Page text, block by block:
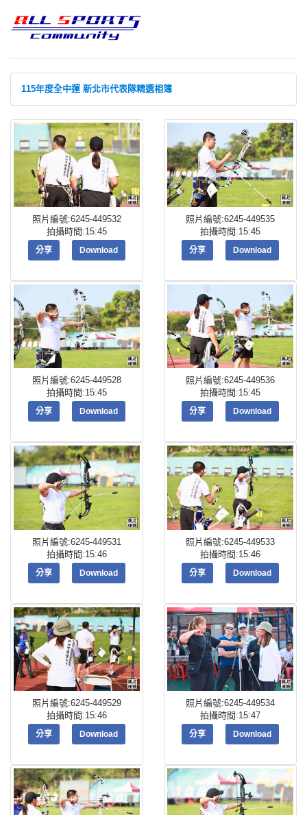
115年度全中運 新北市代表隊精選相簿
照片編號:6245-449532
拍攝時間:15:45
分享 Download
照片編號:6245-449535
拍攝時間:15:45
分享 Download
照片編號:6245-449528
拍攝時間:15:45
分享 Download
照片編號:6245-449536
拍攝時間:15:45
分享 Download
照片編號:6245-449531
拍攝時間:15:46
分享 Download
照片編號:6245-449533
拍攝時間:15:46
分享 Download
照片編號:6245-449529
拍攝時間:15:46
分享 Download
照片編號:6245-449534
拍攝時間:15:47
分享 Download